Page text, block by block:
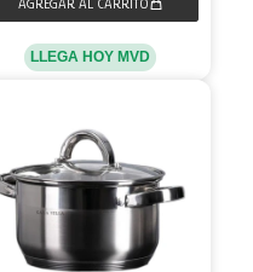
LLEGA HOY MVD